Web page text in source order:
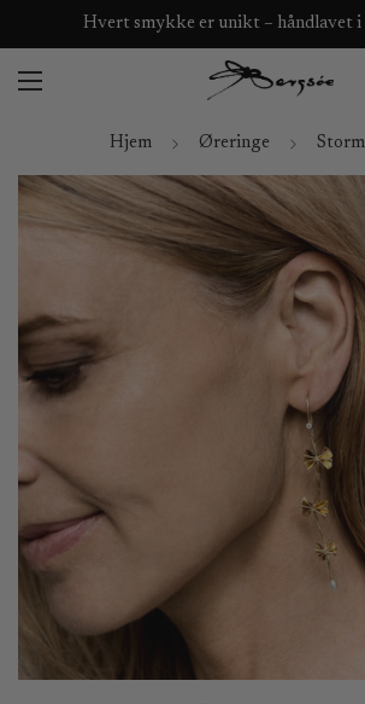
Hvert smykke er unikt – håndlavet i
Hjem Øreringe